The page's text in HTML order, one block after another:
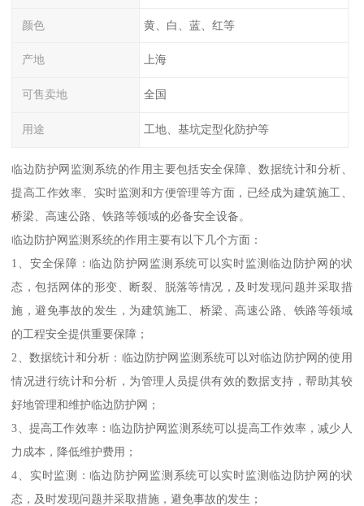
颜色 黄、白、蓝、红等
产地 上海
可售卖地 全国
用途 工地、基坑定型化防护等
临边防护网监测系统的作用主要包括安全保障、数据统计和分析、
提高工作效率、实时监测和方便管理等方面，已经成为建筑施工、
桥梁、高速公路、铁路等领域的必备安全设备。
临边防护网监测系统的作用主要有以下几个方面：
1、安全保障：临边防护网监测系统可以实时监测临边防护网的状
态，包括网体的形变、断裂、脱落等情况，及时发现问题并采取措
施，避免事故的发生，为建筑施工、桥梁、高速公路、铁路等领域
的工程安全提供重要保障；
2、数据统计和分析：临边防护网监测系统可以对临边防护网的使用
情况进行统计和分析，为管理人员提供有效的数据支持，帮助其较
好地管理和维护临边防护网；
3、提高工作效率：临边防护网监测系统可以提高工作效率，减少人
力成本，降低维护费用；
4、实时监测：临边防护网监测系统可以实时监测临边防护网的状
态，及时发现问题并采取措施，避免事故的发生；